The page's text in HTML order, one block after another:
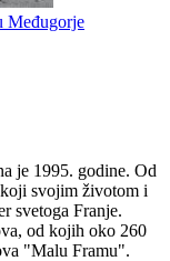
Međugorje
je 1995. godine. Od
koji svojim životom i
svetoga Franje.
od kojih oko 260
"Malu Framu".